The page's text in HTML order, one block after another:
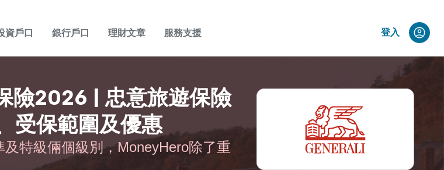
資戶口 銀行戶口 理財文章 服務支援 登入
險2026 | 忠意旅遊保險
受保範圍及優惠
特級倆個級別，MoneyHero除了重